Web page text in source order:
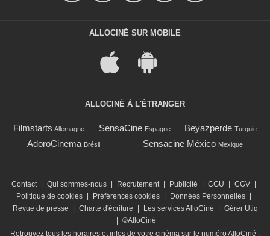
ALLOCINÉ SUR MOBILE
ALLOCINÉ À L'ÉTRANGER
Filmstarts Allemagne SensaCine Espagne Beyazperde Turquie
AdoroCinema Brésil Sensacine México Mexique
Contact Qui sommes-nous Recrutement Publicité CGU CGV
Politique de cookies
Préférences cookies Données Personnelles
Revue de presse
Charte d'écriture Les services AlloCiné
Gérer Utiq
©AlloCiné
Retrouvez tous les horaires et infos de votre cinéma sur le numéro AlloCiné :